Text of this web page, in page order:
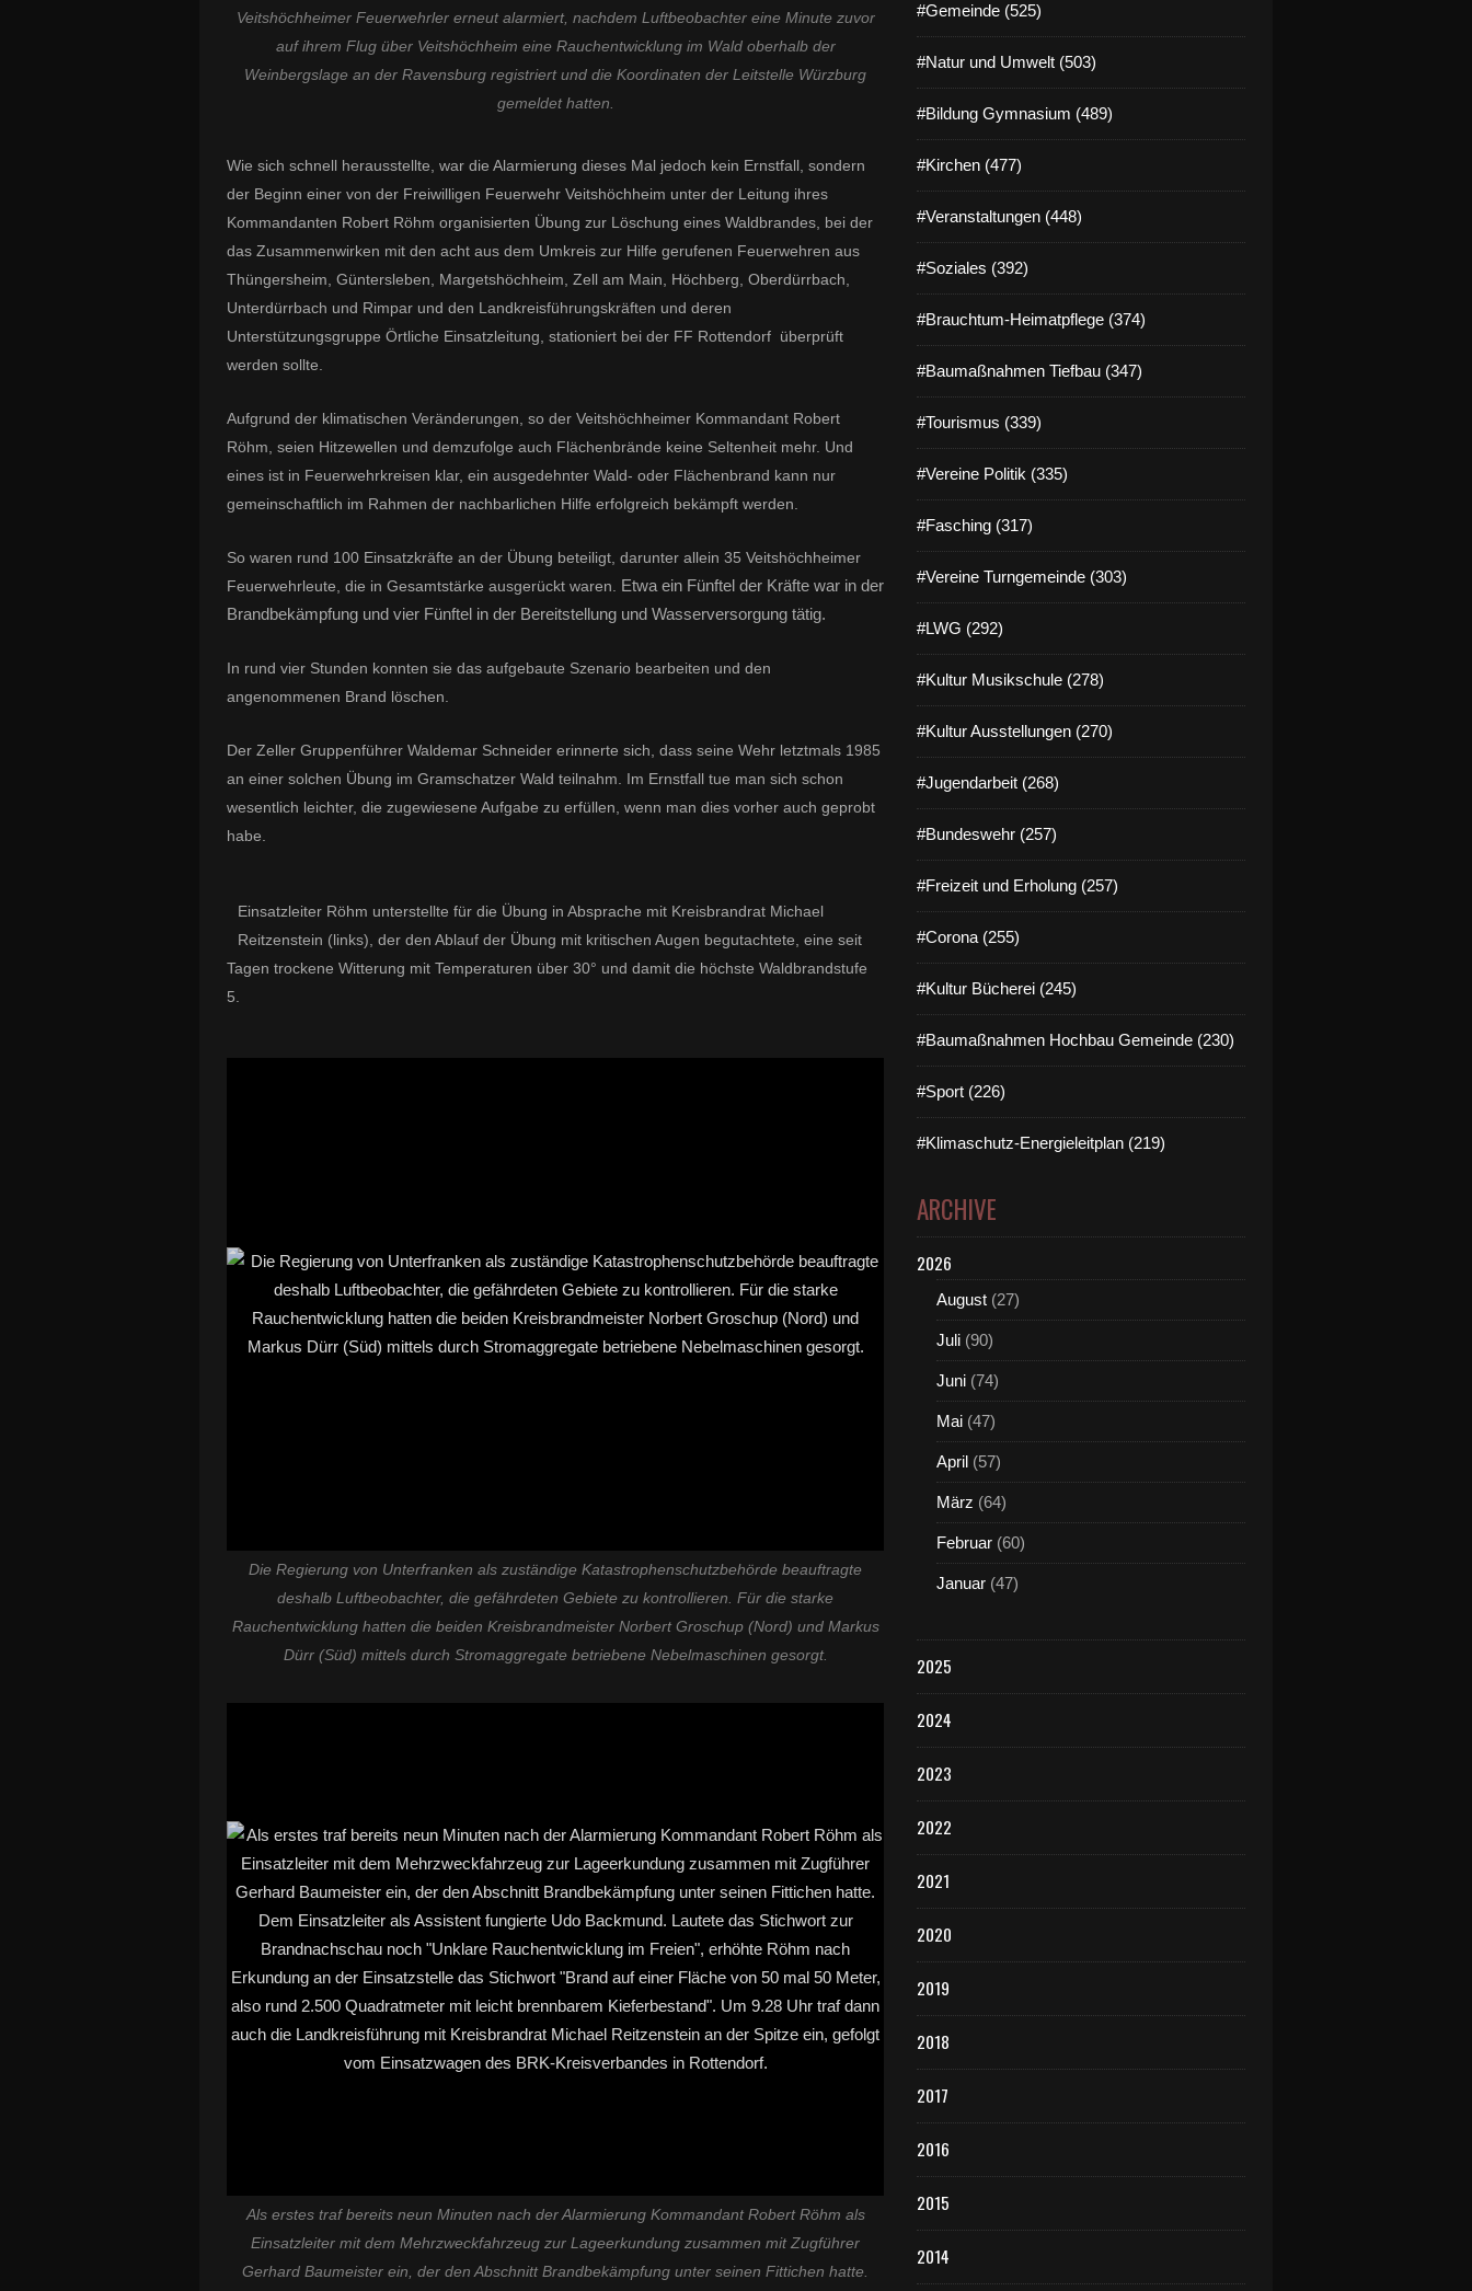
Veitshöchheimer Feuerwehrler erneut alarmiert, nachdem Luftbeobachter eine Minute zuvor
auf ihrem Flug über Veitshöchheim eine Rauchentwicklung im Wald oberhalb der
Weinbergslage an der Ravensburg registriert und die Koordinaten der Leitstelle Würzburg
gemeldet hatten.
Wie sich schnell herausstellte, war die Alarmierung dieses Mal jedoch kein Ernstfall, sondern
der Beginn einer von der Freiwilligen Feuerwehr Veitshöchheim unter der Leitung ihres
Kommandanten Robert Röhm organisierten Übung zur Löschung eines Waldbrandes, bei der
das Zusammenwirken mit den acht aus dem Umkreis zur Hilfe gerufenen Feuerwehren aus
Thüngersheim, Güntersleben, Margetshöchheim, Zell am Main, Höchberg, Oberdürrbach,
Unterdürrbach und Rimpar und den Landkreisführungskräften und deren
Unterstützungsgruppe Örtliche Einsatzleitung, stationiert bei der FF Rottendorf überprüft
werden sollte.
Aufgrund der klimatischen Veränderungen, so der Veitshöchheimer Kommandant Robert
Röhm, seien Hitzewellen und demzufolge auch Flächenbrände keine Seltenheit mehr. Und
eines ist in Feuerwehrkreisen klar, ein ausgedehnter Wald- oder Flächenbrand kann nur
gemeinschaftlich im Rahmen der nachbarlichen Hilfe erfolgreich bekämpft werden.
So waren rund 100 Einsatzkräfte an der Übung beteiligt, darunter allein 35 Veitshöchheimer
Feuerwehrleute, die in Gesamtstärke ausgerückt waren. Etwa ein Fünftel der Kräfte war in der
Brandbekämpfung und vier Fünftel in der Bereitstellung und Wasserversorgung tätig.
In rund vier Stunden konnten sie das aufgebaute Szenario bearbeiten und den
angenommenen Brand löschen.
Der Zeller Gruppenführer Waldemar Schneider erinnerte sich, dass seine Wehr letztmals 1985
an einer solchen Übung im Gramschatzer Wald teilnahm. Im Ernstfall tue man sich schon
wesentlich leichter, die zugewiesene Aufgabe zu erfüllen, wenn man dies vorher auch geprobt
habe.
Einsatzleiter Röhm unterstellte für die Übung in Absprache mit Kreisbrandrat Michael
Reitzenstein (links), der den Ablauf der Übung mit kritischen Augen begutachtete, eine seit
Tagen trockene Witterung mit Temperaturen über 30° und damit die höchste Waldbrandstufe
5.
Die Regierung von Unterfranken als zuständige Katastrophenschutzbehörde beauftragte
deshalb Luftbeobachter, die gefährdeten Gebiete zu kontrollieren. Für die starke
Rauchentwicklung hatten die beiden Kreisbrandmeister Norbert Groschup (Nord) und Markus
Dürr (Süd) mittels durch Stromaggregate betriebene Nebelmaschinen gesorgt.
Als erstes traf bereits neun Minuten nach der Alarmierung Kommandant Robert Röhm als
Einsatzleiter mit dem Mehrzweckfahrzeug zur Lageerkundung zusammen mit Zugführer
Gerhard Baumeister ein, der den Abschnitt Brandbekämpfung unter seinen Fittichen hatte.
#Gemeinde (525)
#Natur und Umwelt (503)
#Bildung Gymnasium (489)
#Kirchen (477)
#Veranstaltungen (448)
#Soziales (392)
#Brauchtum-Heimatpflege (374)
#Baumaßnahmen Tiefbau (347)
#Tourismus (339)
#Vereine Politik (335)
#Fasching (317)
#Vereine Turngemeinde (303)
#LWG (292)
#Kultur Musikschule (278)
#Kultur Ausstellungen (270)
#Jugendarbeit (268)
#Bundeswehr (257)
#Freizeit und Erholung (257)
#Corona (255)
#Kultur Bücherei (245)
#Baumaßnahmen Hochbau Gemeinde (230)
#Sport (226)
#Klimaschutz-Energieleitplan (219)
ARCHIVE
2026
August (27)
Juli (90)
Juni (74)
Mai (47)
April (57)
März (64)
Februar (60)
Januar (47)
2025
2024
2023
2022
2021
2020
2019
2018
2017
2016
2015
2014